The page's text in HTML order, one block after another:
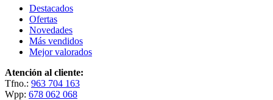
Destacados
Ofertas
Novedades
Más vendidos
Mejor valorados
Atención al cliente:
Tfno.: 963 704 163
Wpp: 678 062 068